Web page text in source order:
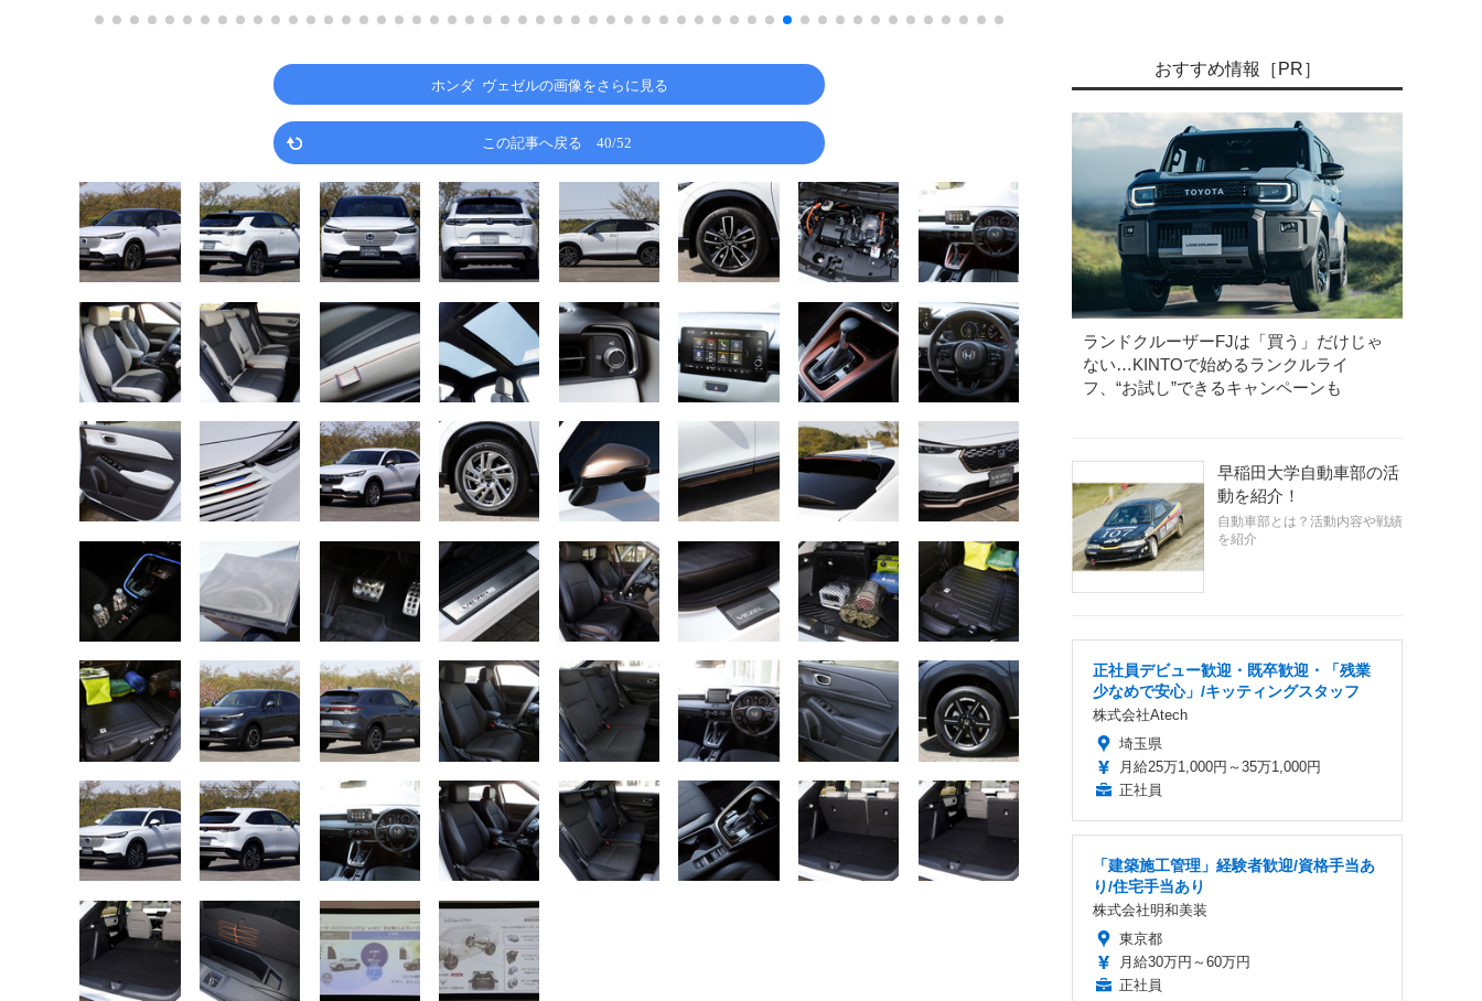
ホンダ ヴェゼルの画像をさらに見る
この記事へ戻る 40/52
おすすめ情報［PR］
ランドクルーザーFJは「買う」だけじゃ
ない…KINTOで始めるランクルライ
フ、“お試し”できるキャンペーンも
早稲田大学自動車部の活
動を紹介！
自動車部とは？活動内容や戦績
を紹介
正社員デビュー歓迎・既卒歓迎・「残業
少なめで安心」/キッティングスタッフ
株式会社Atech
埼玉県
月給25万1,000円～35万1,000円
正社員
「建築施工管理」経験者歓迎/資格手当あ
り/住宅手当あり
株式会社明和美装
東京都
月給30万円～60万円
正社員